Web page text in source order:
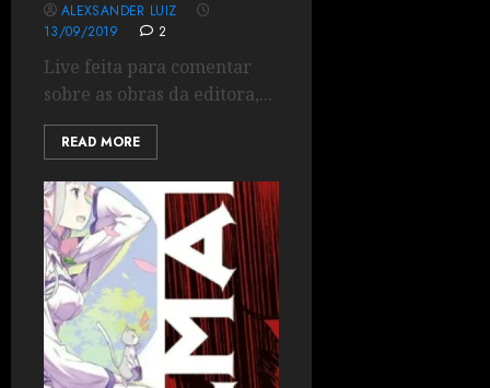
ALEXSANDER LUIZ
13/09/2019
2
Live feita para comentar
sobre as obras da editora,...
READ MORE